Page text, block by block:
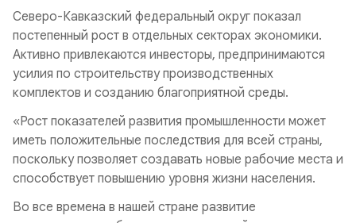
Северо-Кавказский федеральный округ показал
постепенный рост в отдельных секторах экономики.
Активно привлекаются инвесторы, предпринимаются
усилия по строительству производственных
комплектов и созданию благоприятной среды.
«Рост показателей развития промышленности может
иметь положительные последствия для всей страны,
поскольку позволяет создавать новые рабочие места и
способствует повышению уровня жизни населения.
Во все времена в нашей стране развитие